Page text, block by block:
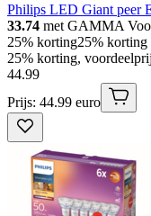
Philips LED Giant peer
33.74 met GAMMA
25% korting25% korting
25% korting,
44.99
Prijs: 44.99 euro